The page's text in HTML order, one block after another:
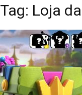
Tag: Loja